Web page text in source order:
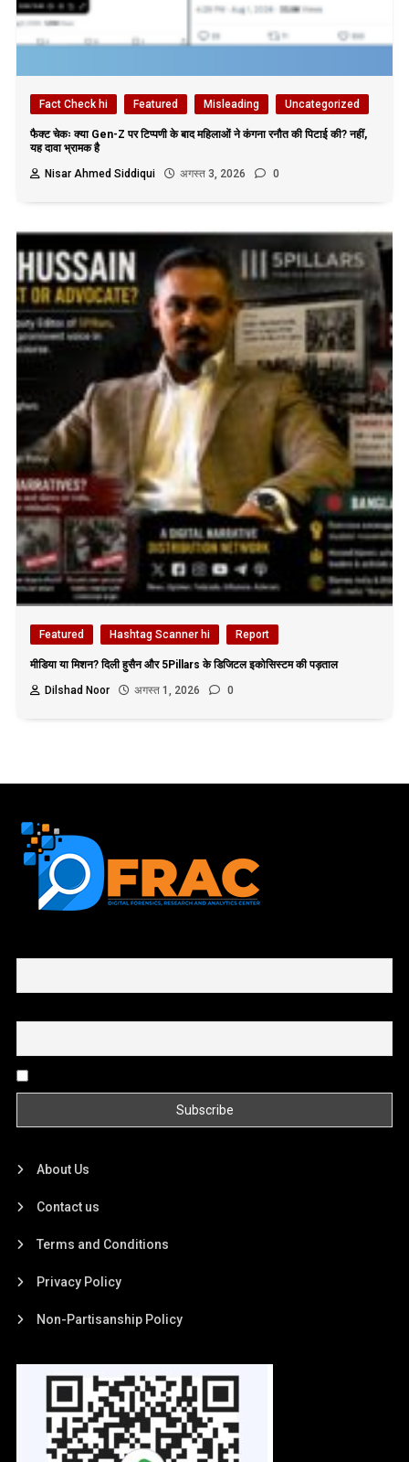
Fact Check hi Featured Misleading Uncategorized
फैक्ट चेकः क्या Gen-Z पर टिप्पणी के बाद महिलाओं ने कंगना रनौत की पिटाई की? नहीं,
यह दावा भ्रामक है
Nisar Ahmed Siddiqui
अगस्त 3, 2026 0
Featured Hashtag Scanner hi Report
मीडिया या मिशन? दिली हुसैन और 5Pillars के डिजिटल इकोसिस्टम की पड़ताल
Dilshad Noor
अगस्त 1, 2026 0
About Us
Contact us
Terms and Conditions
Privacy Policy
Non-Partisanship Policy